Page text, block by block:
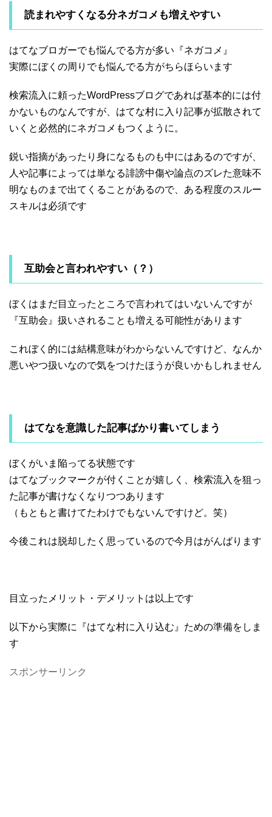
読まれやすくなる分ネガコメも増えやすい
はてなブロガーでも悩んでる方が多い『ネガコメ』
実際にぼくの周りでも悩んでる方がちらほらいます
検索流入に頼ったWordPressブログであれば基本的には付
かないものなんですが、はてな村に入り記事が拡散されて
いくと必然的にネガコメもつくように。
鋭い指摘があったり身になるものも中にはあるのですが、
人や記事によっては単なる誹謗中傷や論点のズレた意味不
明なものまで出てくることがあるので、ある程度のスルー
スキルは必須です
互助会と言われやすい（？）
ぼくはまだ目立ったところで言われてはいないんですが
『互助会』扱いされることも増える可能性があります
これぼく的には結構意味がわからないんですけど、なんか
悪いやつ扱いなので気をつけたほうが良いかもしれません
はてなを意識した記事ばかり書いてしまう
ぼくがいま陥ってる状態です
はてなブックマークが付くことが嬉しく、検索流入を狙っ
た記事が書けなくなりつつあります
（もともと書けてたわけでもないんですけど。笑）
今後これは脱却したく思っているので今月はがんばります
目立ったメリット・デメリットは以上です
以下から実際に『はてな村に入り込む』ための準備をしま
す
スポンサーリンク